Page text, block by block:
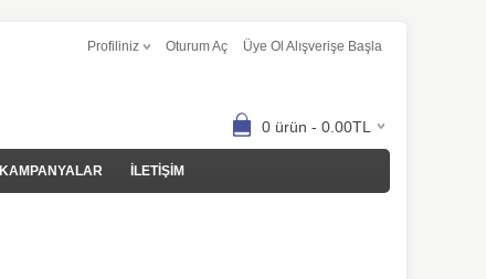
Profiliniz Oturum Aç Üye Ol Alışverişe Başla
0 ürün - 0.00TL
KAMPANYALAR İLETİŞİM